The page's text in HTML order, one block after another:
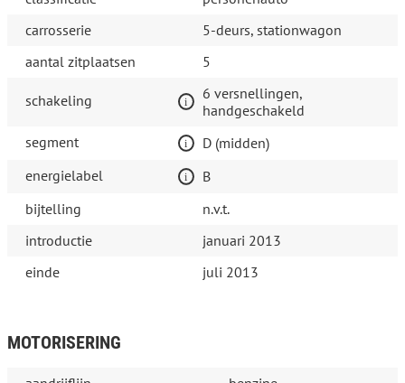
carrosserie
5-deurs, stationwagon
aantal zitplaatsen
5
schakeling
6 versnellingen,
handgeschakeld
segment
D (midden)
energielabel
B
bijtelling
n.v.t.
introductie
januari 2013
einde
juli 2013
MOTORISERING